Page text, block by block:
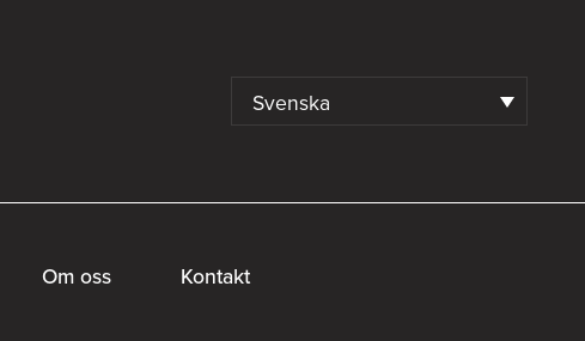
Svenska
Om oss Kontakt